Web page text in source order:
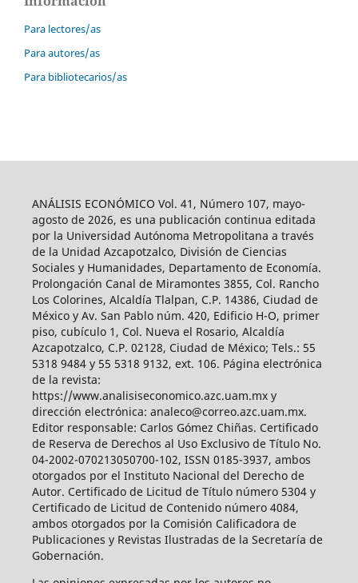
Para lectores/as
Para autores/as
Para bibliotecarios/as
ANÁLISIS ECONÓMICO Vol. 41, Número 107, mayo-
agosto de 2026, es una publicación continua editada
por la Universidad Autónoma Metropolitana a través
de la Unidad Azcapotzalco, División de Ciencias
Sociales y Humanidades, Departamento de Economía.
Prolongación Canal de Miramontes 3855, Col. Rancho
Los Colorines, Alcaldía Tlalpan, C.P. 14386, Ciudad de
México y Av. San Pablo núm. 420, Edificio H-O, primer
piso, cubículo 1, Col. Nueva el Rosario, Alcaldía
Azcapotzalco, C.P. 02128, Ciudad de México; Tels.: 55
5318 9484 y 55 5318 9132, ext. 106. Página electrónica
de la revista:
https://www.analisiseconomico.azc.uam.mx y
dirección electrónica: analeco@correo.azc.uam.mx.
Editor responsable: Carlos Gómez Chiñas. Certificado
de Reserva de Derechos al Uso Exclusivo de Título No.
04-2002-070213050700-102, ISSN 0185-3937, ambos
otorgados por el Instituto Nacional del Derecho de
Autor. Certificado de Licitud de Título número 5304 y
Certificado de Licitud de Contenido número 4084,
ambos otorgados por la Comisión Calificadora de
Publicaciones y Revistas Ilustradas de la Secretaría de
Gobernación.